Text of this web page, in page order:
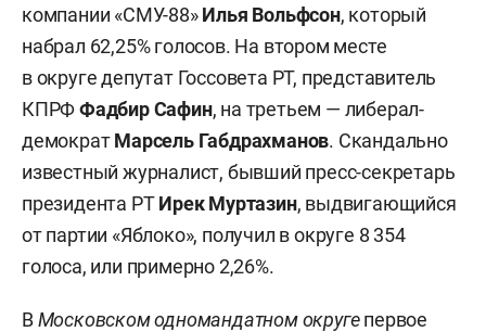
компании «СМУ-88»Илья Вольфсон, который
набрал 62,25% голосов. На втором месте
в округе депутат Госсовета РТ, представитель
КПРФФадбир Сафин, на третьем — либерал-
демократМарсель Габдрахманов. Скандально
известный журналист, бывший пресс-секретарь
президента РТИрек Муртазин, выдвигающийся
от партии «Яблоко», получил в округе 8 354
голоса, или примерно 2,26%.
ВМосковском одномандатном округепервое